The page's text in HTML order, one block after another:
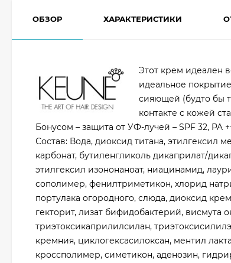
ОБЗОР ХАРАКТЕРИСТИКИ
Этот крем идеален
идеальное
сияющей (будто бы
контакте с кожей
Бонусом – защита от УФ-лучей – SPF 32,
Состав: Вода, диоксид титана, этилгексил
карбонат, бутиленгликоль дикаприлат/
этилгексил изононаноат, ниацинамид,
сополимер, фенилтриметикон, хлорид
портулака огородного, слюда, диоксид
гекторит, лизат бифидобактерий, висмута
триэтоксикаприлилсилан,
кремния, циклогексасилоксан, ментил
кроссполимер, симетикон, аденозин,